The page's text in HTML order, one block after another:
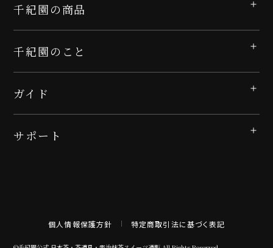
千紀園の商品
千紀園のこと
ガイド
サポート
個人情報保護方針 特定商取引法に基づく表記